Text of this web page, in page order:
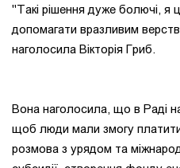
"Такі рішення дуже болючі, я
допомагати вразливим
наголосила Вікторія Гриб.
Вона наголосила, що в Раді
щоб люди мали змогу
розмова з урядом та